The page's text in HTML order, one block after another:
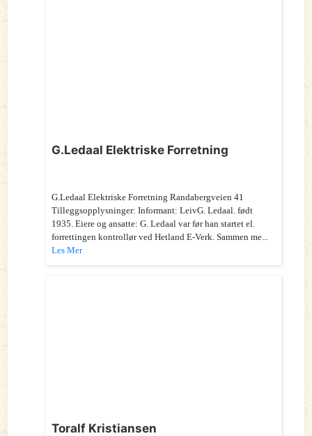
G.Ledaal Elektriske Forretning
G.Ledaal Elektriske Forretning Randabergveien 41
Tilleggsopplysninger: Informant: LeivG. Ledaal. født
1935. Eiere og ansatte: G. Ledaal var før han startet el.
forrettingen kontrollør ved Hetland E-Verk. Sammen me...
Les Mer
Toralf Kristiansen